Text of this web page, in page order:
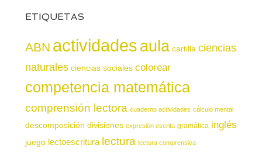
ETIQUETAS
ABN actividadesaula cartilla ciencias
naturales ciencias sociales colorear
competencia matemática
comprensión lectora cuaderno actividades cálculo mental
descomposición divisiones expresión escrita gramática inglés
juego lectoescritura lectura lectura comprensiva